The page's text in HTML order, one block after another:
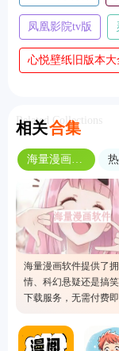
凤凰影院tv版
心悦壁纸旧版本大
相关合集
Related Collections
海量漫画软件提供了
情、科幻悬疑还是搞
下载服务，无需付费
随地离线阅读。界面
漫画内容。